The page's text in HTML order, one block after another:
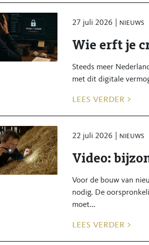
27 juli 2026 nieuws
Wie erft je
Steeds meer
met dit digitale
lees verder >
22 juli 2026 nieuws
Video:
Voor de bouw van
nodig. De
moet...
lees verder >